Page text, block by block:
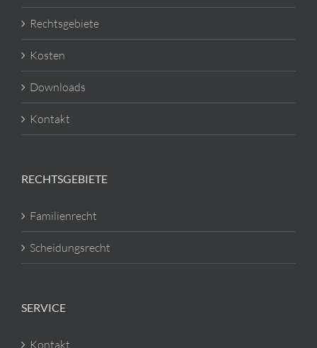
Rechtsgebiete
Kosten
Downloads
Kontakt
RECHTSGEBIETE
Familienrecht
Scheidungsrecht
SERVICE
Kontakt